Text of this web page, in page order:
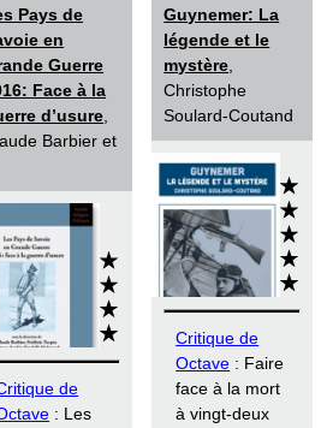
Thématiques
Pays de
en
Guerre
Face à la
d’usure
Barbier et
de
: Les
Guynemer: La
légende et le
mystère
Christophe
Soulard-Coutand
Critique de
Octave : Faire
face à la mort
à vingt-deux